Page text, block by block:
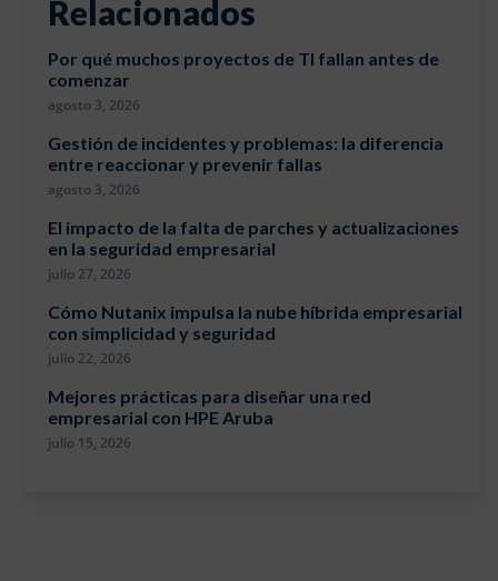
Relacionados
Por qué muchos proyectos de TI fallan antes de
comenzar
agosto 3, 2026
Gestión de incidentes y problemas: la diferencia
entre reaccionar y prevenir fallas
agosto 3, 2026
El impacto de la falta de parches y actualizaciones
en la seguridad empresarial
julio 27, 2026
Cómo Nutanix impulsa la nube híbrida empresarial
con simplicidad y seguridad
julio 22, 2026
Mejores prácticas para diseñar una red
empresarial con HPE Aruba
julio 15, 2026